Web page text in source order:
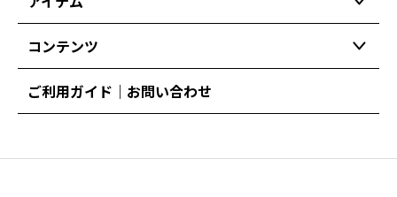
コンテンツ
ご利用ガイド｜お問い合わせ